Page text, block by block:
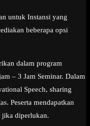
untuk Instansi yang
beberapa opsi
dalam program
– 3 Jam Seminar. Dalam
Speech, sharing
Peserta mendapatkan
jika diperlukan.